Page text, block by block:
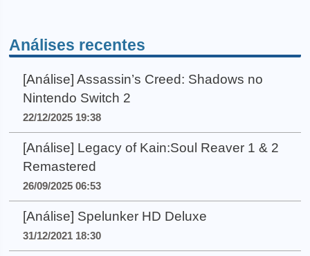
Análises recentes
[Análise] Assassin’s Creed: Shadows no
Nintendo Switch 2
22/12/2025 19:38
[Análise] Legacy of Kain:Soul Reaver 1 & 2
Remastered
26/09/2025 06:53
[Análise] Spelunker HD Deluxe
31/12/2021 18:30